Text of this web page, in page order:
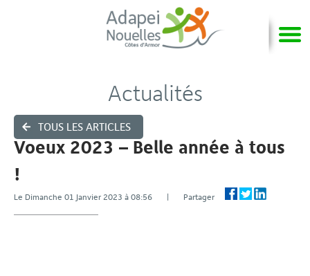
TOUS LES ARTICLES
Actualités
Voeux 2023 – Belle année à tous
!
Le Dimanche 01 Janvier 2023 à 08:56 | Partager